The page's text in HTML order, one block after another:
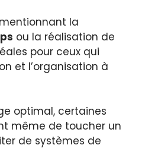
la
ou la réalisation de
pour ceux qui
et l’organisation à
optimal, certaines
même de toucher un
de systèmes de